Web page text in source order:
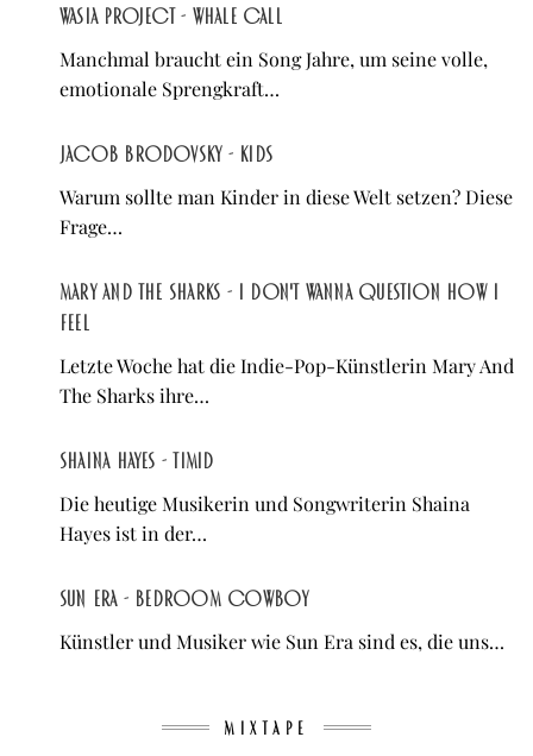
Wasia Project - Whale Call
Manchmal braucht ein Song Jahre, um seine volle,
emotionale Sprengkraft…
Jacob Brodovsky - Kids
Warum sollte man Kinder in diese Welt setzen? Diese
Frage…
Mary And The Sharks - I Don't Wanna Question How I
Feel
Letzte Woche hat die Indie-Pop-Künstlerin Mary And
The Sharks ihre…
Shaina Hayes - Timid
Die heutige Musikerin und Songwriterin Shaina
Hayes ist in der…
Sun Era - Bedroom Cowboy
Künstler und Musiker wie Sun Era sind es, die uns…
MIXTAPE